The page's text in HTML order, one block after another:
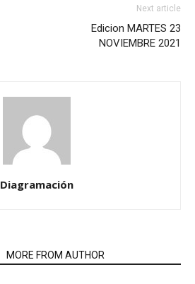
Next article
Edicion MARTES 23
NOVIEMBRE 2021
Diagramación
MORE FROM AUTHOR